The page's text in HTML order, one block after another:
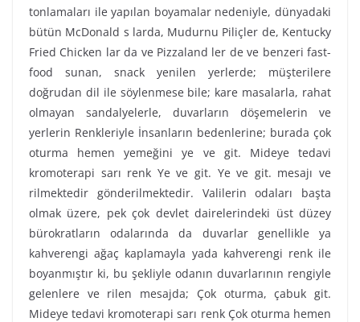
tonlamaları ile yapılan boyamalar nedeniyle, dünyadaki
bütün McDonald s larda, Mudurnu Piliçler de, Kentucky
Fried Chicken lar da ve Pizzaland ler de ve benzeri fast-
food sunan, snack yenilen yerlerde; müşterilere
doğrudan dil ile söylenmese bile; kare masalarla, rahat
olmayan sandalyelerle, duvarların döşemelerin ve
yerlerin Renkleriyle İnsanların bedenlerine; burada çok
oturma hemen yemeğini ye ve git. Mideye tedavi
kromoterapi sarı renk Ye ve git. Ye ve git. mesajı ve
rilmektedir gönderilmektedir. Valilerin odaları başta
olmak üzere, pek çok devlet dairelerindeki üst düzey
bürokratların odalarında da duvarlar genellikle ya
kahverengi ağaç kaplamayla yada kahverengi renk ile
boyanmıştır ki, bu şekliyle odanın duvarlarının rengiyle
gelenlere ve rilen mesajda; Çok oturma, çabuk git.
Mideye tedavi kromoterapi sarı renk Çok oturma hemen